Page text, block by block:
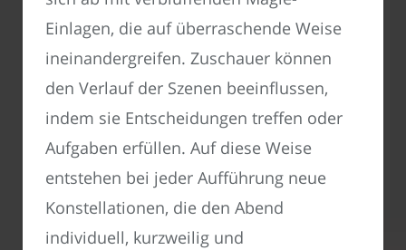
Einlagen, die auf überraschende Weise
ineinandergreifen. Zuschauer können
den Verlauf der Szenen beeinflussen,
indem sie Entscheidungen treffen oder
Aufgaben erfüllen. Auf diese Weise
entstehen bei jeder Aufführung neue
Konstellationen, die den Abend
individuell, kurzweilig und